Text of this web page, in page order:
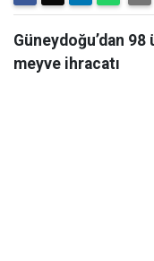
Güneydoğu’dan
meyve ihracatı